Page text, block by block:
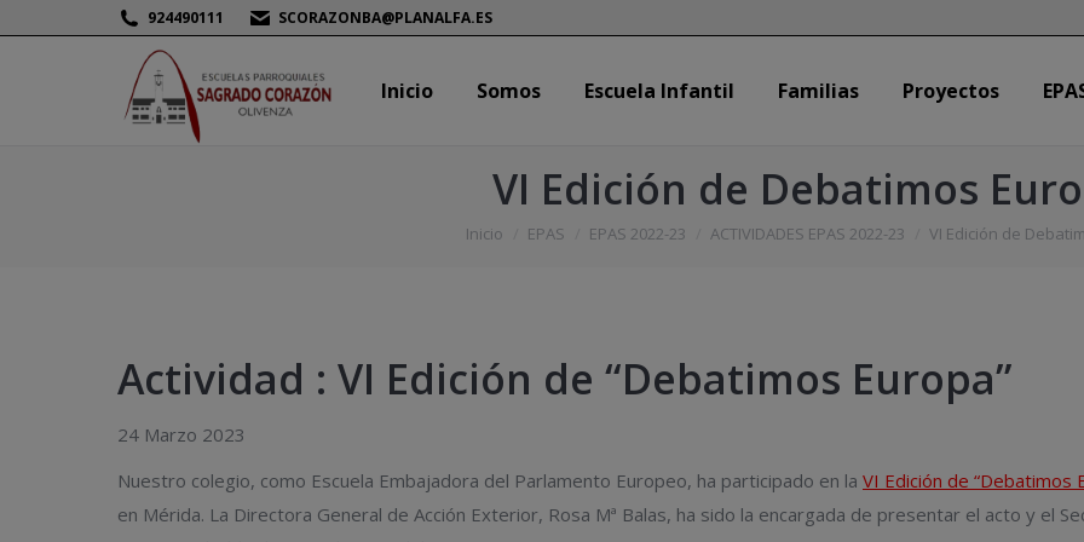
924490111 SCORAZONBA@PLANALFA.ES
Inicio Somos Escuela Infantil Familias Proyectos
VI Edición de Debatimos
Estás aquí:
Inicio EPAS EPAS 2022-23 ACTIVIDADES EPAS 2022-23 VI Edición de
Actividad : VI Edición de “Debatimos Europa”
24 Marzo 2023
Nuestro colegio, como Escuela Embajadora del Parlamento Europeo, ha participado en la VI Edición de “Debatimos
en Mérida. La Directora General de Acción Exterior, Rosa Mª Balas, ha sido la encargada de presentar el acto y el
Inicio Somos Escuela Infantil Familias Proyectos